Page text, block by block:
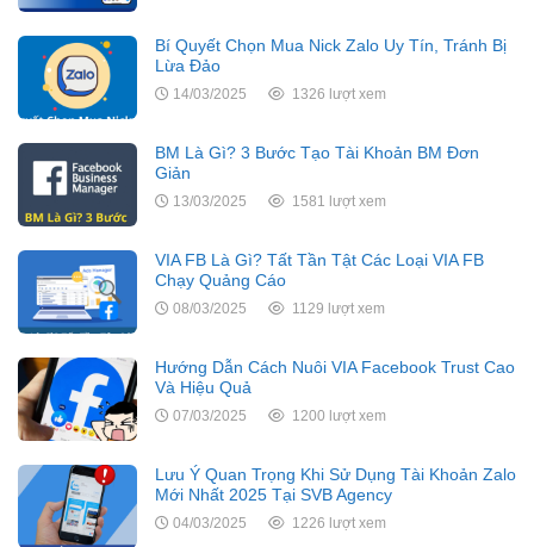
Bí Quyết Chọn Mua Nick Zalo Uy Tín, Tránh Bị
Lừa Đảo
14/03/2025 1326 lượt xem
BM Là Gì? 3 Bước Tạo Tài Khoản BM Đơn
Giản
13/03/2025 1581 lượt xem
VIA FB Là Gì? Tất Tần Tật Các Loại VIA FB
Chạy Quảng Cáo
08/03/2025 1129 lượt xem
Hướng Dẫn Cách Nuôi VIA Facebook Trust Cao
Và Hiệu Quả
07/03/2025 1200 lượt xem
Lưu Ý Quan Trọng Khi Sử Dụng Tài Khoản Zalo
Mới Nhất 2025 Tại SVB Agency
04/03/2025 1226 lượt xem